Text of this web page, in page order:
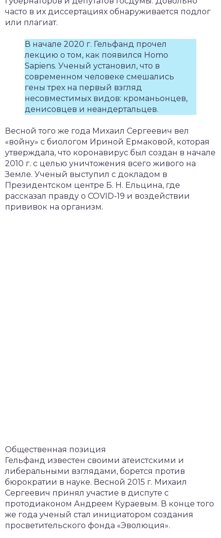
часто в их диссертациях обнаруживается подлог
или плагиат.
В начале 2020 г. Гельфанд прочел
лекцию о том, как появился Homo
Sapiens. Ученый установил, что в
современном человеке смешались
гены трех на первый взгляд
несовместимых видов: кроманьонцев,
денисовцев и неандертальцев.
Весной того же года Михаил Сергеевич вел
«войну» с биологом Ириной Ермаковой, которая
утверждала, что коронавирус был создан в начале
2010 г. с целью уничтожения всего живого на
Земле. Ученый выступил с докладом в
Президентском центре Б. Н. Ельцина, где
рассказал правду о COVID-19 и воздействии
прививок на организм.
Общественная позиция
Гельфанд известен своими атеистскими и
либеральными взглядами, борется против
бюрократии в науке. Весной 2015 г. Михаил
Сергеевич принял участие в диспуте с
протодиаконом Андреем Кураевым. В конце того
же года ученый стал инициатором создания
просветительского фонда «Эволюция».